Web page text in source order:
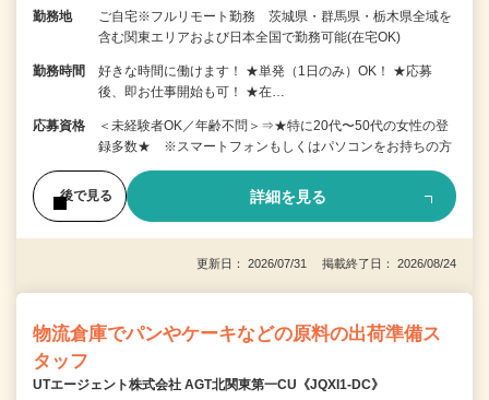
勤務地
ご自宅※フルリモート勤務 茨城県・群馬県・栃木県全域を
含む関東エリアおよび日本全国で勤務可能(在宅OK)
勤務時間
好きな時間に働けます！ ★単発（1日のみ）OK！ ★応募
後、即お仕事開始も可！ ★在…
応募資格
＜未経験者OK／年齢不問＞⇒★特に20代〜50代の女性の登
録多数★ ※スマートフォンもしくはパソコンをお持ちの方
後で見る 詳細を見る
更新日： 2026/07/31 掲載終了日： 2026/08/24
物流倉庫でパンやケーキなどの原料の出荷準備ス
タッフ
UTエージェント株式会社 AGT北関東第一CU《JQXI1-DC》